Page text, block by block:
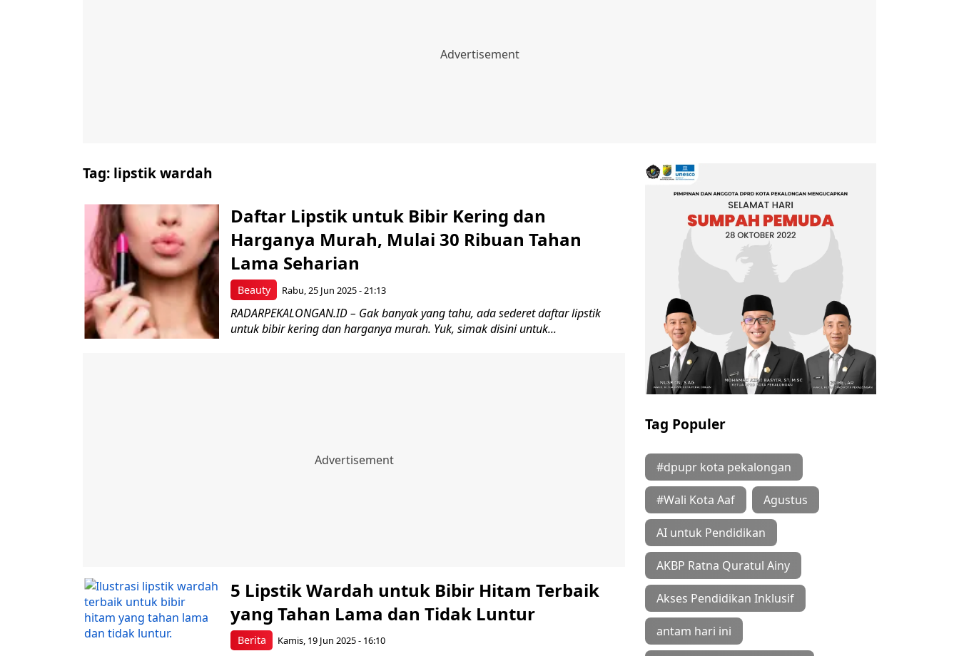
Tag: lipstik wardah
Beauty
Daftar Lipstik untuk Bibir Kering dan
Harganya Murah, Mulai 30 Ribuan Tahan
Lama Seharian
Rabu, 25 Jun 2025 - 21:13
RADARPEKALONGAN.ID – Gak banyak yang tahu, ada sederet daftar lipstik
untuk bibir kering dan harganya murah. Yuk, simak disini untuk...
Berita
5 Lipstik Wardah untuk Bibir Hitam Terbaik
yang Tahan Lama dan Tidak Luntur
Kamis, 19 Jun 2025 - 16:10
Tag Populer
#dpupr kota pekalongan
#Wali Kota Aaf Agustus
AI untuk Pendidikan
AKBP Ratna Quratul Ainy
Akses Pendidikan Inklusif
antam hari ini